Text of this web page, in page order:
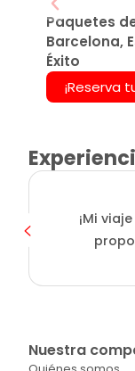
Paquetes
Barcelona,
Éxito
¡Reserva
¡Mi
Nuestra